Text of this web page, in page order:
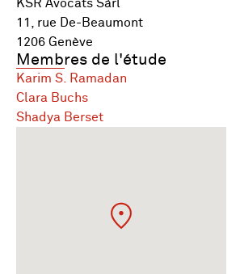
KSR Avocats Sàrl
11, rue De-Beaumont
1206 Genève
Membres de l'étude
Karim S. Ramadan
Clara Buchs
Shadya Berset